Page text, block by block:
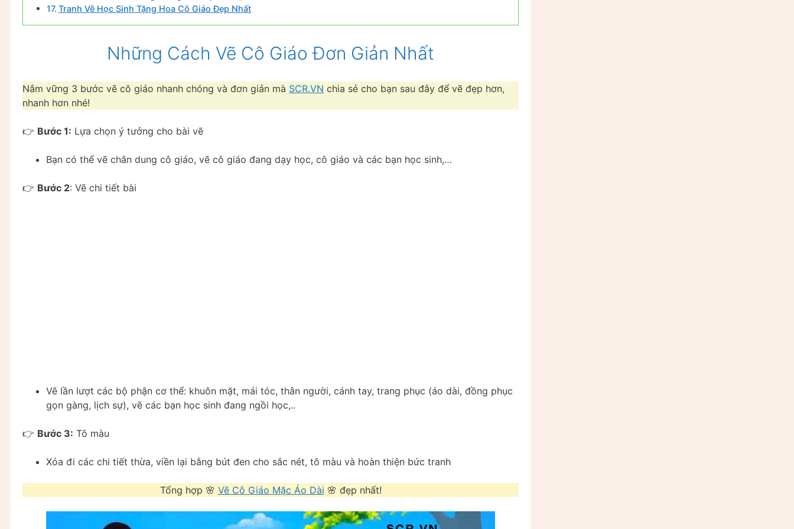
Tranh Vẽ Học Sinh Tặng Hoa Cô Giáo Đẹp Nhất
Những Cách Vẽ Cô Giáo Đơn Giản Nhất
Nắm vững 3 bước vẽ cô giáo nhanh chóng và đơn giản mà SCR.VN chia sẻ cho bạn sau đây để vẽ đẹp hơn,
nhanh hơn nhé!
👉 Bước 1: Lựa chọn ý tưởng cho bài vẽ
Bạn có thể vẽ chân dung cô giáo, vẽ cô giáo đang dạy học, cô giáo và các bạn học sinh,…
👉 Bước 2: Vẽ chi tiết bài
Vẽ lần lượt các bộ phận cơ thể: khuôn mặt, mái tóc, thân người, cánh tay, trang phục (áo dài, đồng phục
gọn gàng, lịch sự), vẽ các bạn học sinh đang ngồi học,..
👉 Bước 3: Tô màu
Xóa đi các chi tiết thừa, viền lại bằng bút đen cho sắc nét, tô màu và hoàn thiện bức tranh
Tổng hợp 🌸 Vẽ Cô Giáo Mặc Áo Dài 🌸 đẹp nhất!